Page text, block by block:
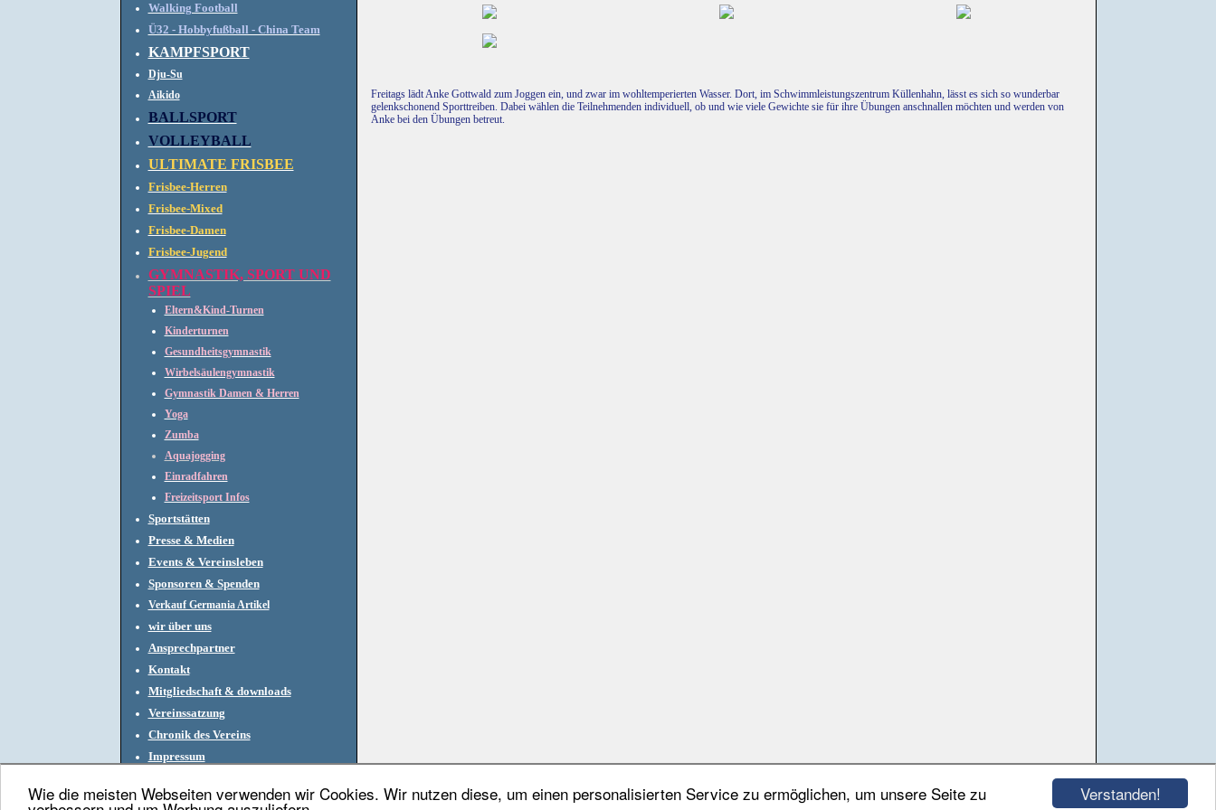
Verstanden!
Wie die meisten Webseiten verwenden wir Cookies. Wir nutzen diese, um einen personalisierten Service zu ermöglichen, um unsere Seite zu
Walking Football
Ü32 - Hobbyfußball - China Team
KAMPFSPORT
Dju-Su
Aikido
BALLSPORT
VOLLEYBALL
ULTIMATE FRISBEE
Frisbee-Herren
Frisbee-Mixed
Frisbee-Damen
Frisbee-Jugend
GYMNASTIK, SPORT UND
SPIEL
Eltern&Kind-Turnen
Kinderturnen
Gesundheitsgymnastik
Wirbelsäulengymnastik
Gymnastik Damen & Herren
Yoga
Zumba
Aquajogging
Einradfahren
Freizeitsport Infos
Sportstätten
Presse & Medien
Events & Vereinsleben
Sponsoren & Spenden
Verkauf Germania Artikel
wir über uns
Ansprechpartner
Kontakt
Mitgliedschaft & downloads
Vereinssatzung
Chronik des Vereins
Impressum
Freitags lädt Anke Gottwald zum Joggen ein, und zwar im wohltemperierten Wasser. Dort, im Schwimmleistungszentrum Küllenhahn, lässt es sich so wunderbar
gelenkschonend Sporttreiben. Dabei wählen die Teilnehmenden individuell, ob und wie viele Gewichte sie für ihre Übungen anschnallen möchten und werden von
Anke bei den Übungen betreut.